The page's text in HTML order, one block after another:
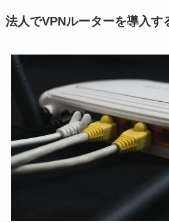
法人でVPNルーターを導入す